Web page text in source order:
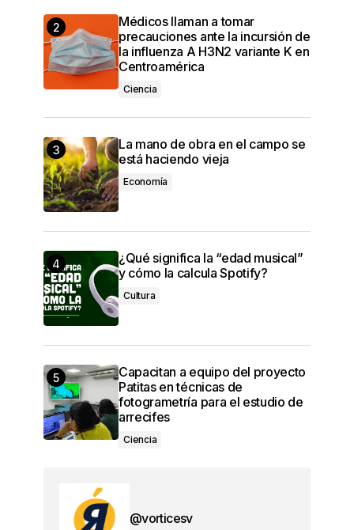
Médicos llaman a tomar
precauciones ante la incursión de
la influenza A H3N2 variante K en
Centroamérica
Ciencia
La mano de obra en el campo se
está haciendo vieja
Economía
¿Qué significa la “edad musical”
y cómo la calcula Spotify?
Cultura
Capacitan a equipo del proyecto
Patitas en técnicas de
fotogrametría para el estudio de
arrecifes
Ciencia
@vorticesv